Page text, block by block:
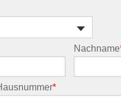
Nachname
*